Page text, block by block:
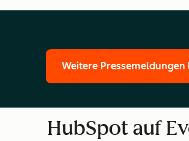
Weitere Pressemeldungen
HubSpot auf